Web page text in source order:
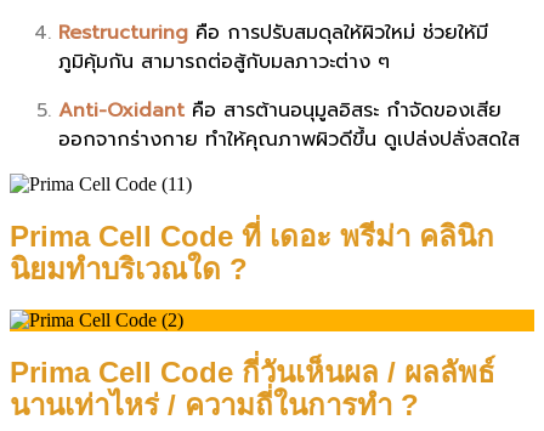
Restructuring คือ การปรับสมดุลให้ผิวใหม่ ช่วยให้มี
ภูมิคุ้มกัน สามารถต่อสู้กับมลภาวะต่าง ๆ
Anti-Oxidant คือ สารต้านอนุมูลอิสระ กำจัดของเสีย
ออกจากร่างกาย ทำให้คุณภาพผิวดีขึ้น ดูเปล่งปลั่งสดใส
Prima Cell Code ที่ เดอะ พรีม่า คลินิก
นิยมทำบริเวณใด ?
Prima Cell Code กี่วันเห็นผล / ผลลัพธ์
นานเท่าไหร่ / ความถี่ในการทำ ?